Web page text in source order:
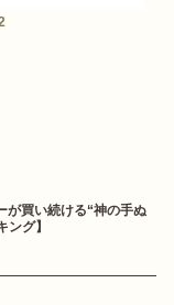
が買い続ける“神の手ぬ
ング】